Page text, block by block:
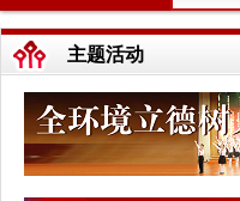
主题活动